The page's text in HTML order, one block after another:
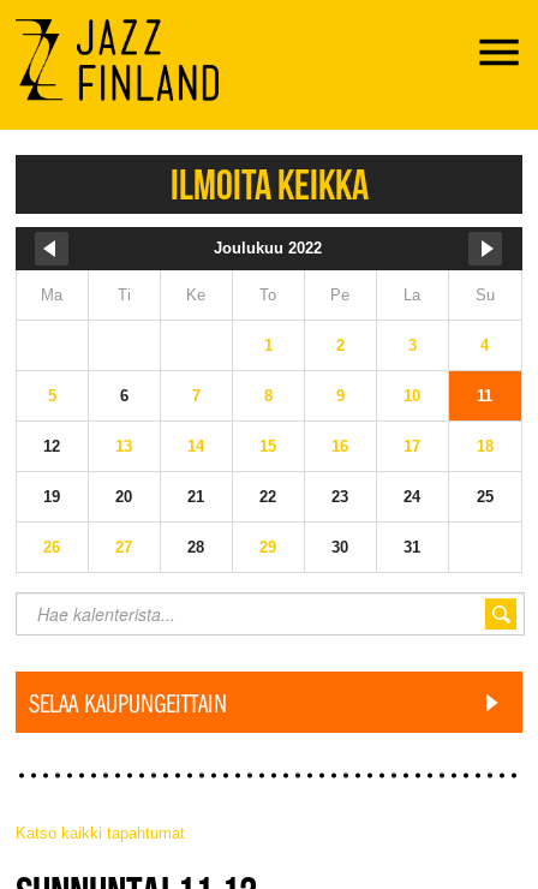
Menu
ILMOITA KEIKKA
Joulukuu 2022
Ma Ti Ke To Pe La Su
1 2 3 4
5 6 7 8 9 10 11
12 13 14 15 16 17 18
19 20 21 22 23 24 25
26 27 28 29 30 31
SELAA KAUPUNGEITTAIN
Katso kaikki tapahtumat